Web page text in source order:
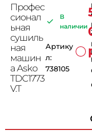
Профес
сионал
ьная
сушиль
ная
машин
а Asko
TDC1773
V.T
В
наличии
Артику
л:
738105